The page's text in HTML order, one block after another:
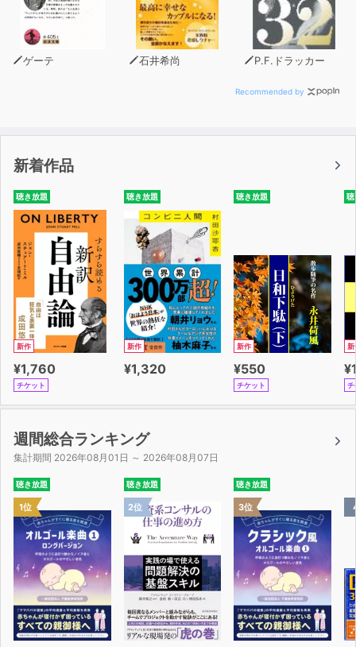
ゲーテ 石井希尚 P.F.ドラッカー
Recommended by
新着作品
聴き放題
新作
¥1,760
チケット
聴き放題
新作
¥1,320
聴き放題
新作
¥550
チケット
聴
新
チ
週間総合ランキング
集計期間 2026年08月01日 ～ 2026年08月07日
聴き放題
1位
聴き放題
2位
聴き放題
3位